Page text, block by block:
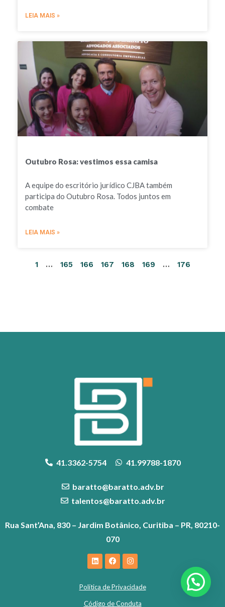
LEIA MAIS »
Outubro Rosa: vestimos essa camisa
A equipe do escritório jurídico CJBA também
participa do Outubro Rosa. Todos juntos em
combate
LEIA MAIS »
1 … 165 166 167 168 169 … 176
41.3362-5754 41.99788-1870
baratto@baratto.adv.br
talentos@baratto.adv.br
Rua Sant’Ana, 830 – Jardim Botânico, Curitiba – PR, 80210-
070
Política de Privacidade
Código de Conduta